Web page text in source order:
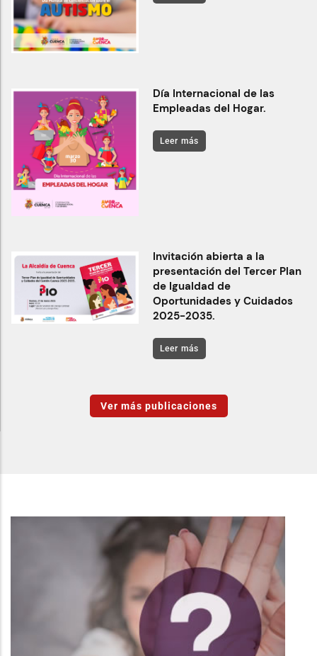
Día Internacional de las
Empleadas del Hogar.
Leer más
Invitación abierta a la
presentación del Tercer Plan
de Igualdad de
Oportunidades y Cuidados
2025-2035.
Leer más
Ver más publicaciones